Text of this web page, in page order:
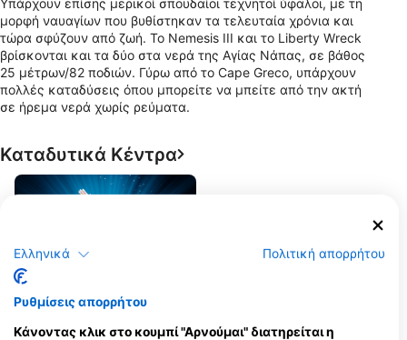
μορφή ναυαγίων που βυθίστηκαν τα τελευταία χρόνια και
τώρα σφύζουν από ζωή. Το Nemesis III και το Liberty Wreck
βρίσκονται και τα δύο στα νερά της Αγίας Νάπας, σε βάθος
25 μέτρων/82 ποδιών. Γύρω από το Cape Greco, υπάρχουν
πολλές καταδύσεις όπου μπορείτε να μπείτε από την ακτή
σε ήρεμα νερά χωρίς ρεύματα.
Καταδυτικά Κέντρα
75 NISSI AVENUE, 5330 AYIA
Ελληνικά Πολιτική απορρήτου
Ρυθμίσεις απορρήτου
Κάνοντας κλικ στο κουμπί "Αρνούμαι" διατηρείται η